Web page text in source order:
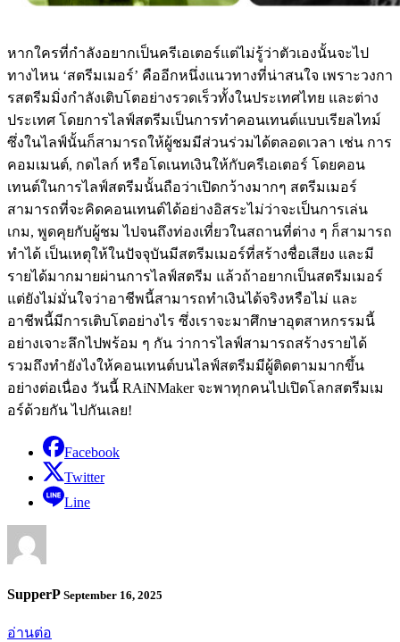
หากใครที่กำลังอยากเป็นครีเอเตอร์แต่ไม่รู้ว่าตัวเองนั้นจะไป
ทางไหน ‘สตรีมเมอร์’ คืออีกหนึ่งแนวทางที่น่าสนใจ เพราะวงกา
รสตรีมมิ่งกำลังเติบโตอย่างรวดเร็วทั้งในประเทศไทย และต่าง
ประเทศ โดยการไลฟ์สตรีมเป็นการทำคอนเทนต์แบบเรียลไทม์
ซึ่งในไลฟ์นั้นก็สามารถให้ผู้ชมมีส่วนร่วมได้ตลอดเวลา เช่น การ
คอมเมนต์, กดไลก์ หรือโดเนทเงินให้กับครีเอเตอร์ โดยคอน
เทนต์ในการไลฟ์สตรีมนั้นถือว่าเปิดกว้างมากๆ สตรีมเมอร์
สามารถที่จะคิดคอนเทนต์ได้อย่างอิสระไม่ว่าจะเป็นการเล่น
เกม, พูดคุยกับผู้ชม ไปจนถึงท่องเที่ยวในสถานที่ต่าง ๆ ก็สามารถ
ทำได้ เป็นเหตุให้ในปัจจุบันมีสตรีมเมอร์ที่สร้างชื่อเสียง และมี
รายได้มากมายผ่านการไลฟ์สตรีม แล้วถ้าอยากเป็นสตรีมเมอร์
แต่ยังไม่มั่นใจว่าอาชีพนี้สามารถทำเงินได้จริงหรือไม่ และ
อาชีพนี้มีการเติบโตอย่างไร ซึ่งเราจะมาศึกษาอุตสาหกรรมนี้
อย่างเจาะลึกไปพร้อม ๆ กัน ว่าการไลฟ์สามารถสร้างรายได้
รวมถึงทำยังไงให้คอนเทนต์บนไลฟ์สตรีมมีผู้ติดตามมากขึ้น
อย่างต่อเนื่อง วันนี้ RAiNMaker จะพาทุกคนไปเปิดโลกสตรีมเม
อร์ด้วยกัน ไปกันเลย!
Facebook
Twitter
Line
SupperP September 16, 2025
อ่านต่อ